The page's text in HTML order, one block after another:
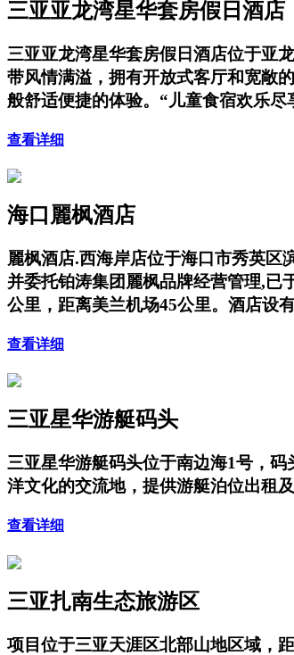
三亚亚龙湾星华套房假日酒店
三亚亚龙湾星华套房假日酒店位于亚
带风情满溢，拥有开放式客厅和宽敞
般舒适便捷的体验。“儿童食宿欢乐
查看详细
海口麗枫酒店
麗枫酒店.西海岸店位于海口市秀英区
并委托铂涛集团麗枫品牌经营管理,已
公里，距离美兰机场45公里。酒店设
查看详细
三亚星华游艇码头
三亚星华游艇码头位于南边海1号，
洋文化的交流地，提供游艇泊位出租
查看详细
三亚扎南生态旅游区
项目位于三亚天涯区北部山地区域，